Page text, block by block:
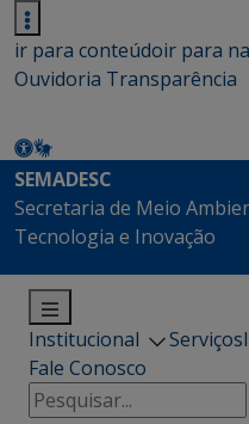
ir para conteúdoir para
Ouvidoria Transparência
SEMADESC
Secretaria de Meio
Tecnologia e Inovação
Institucional Serviços
Fale Conosco
Pesquisar